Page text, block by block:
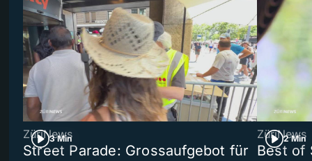
3 Min
ZüriNews
Street Parade: Grossaufgebot für
2 Min
ZüriNews
Best of